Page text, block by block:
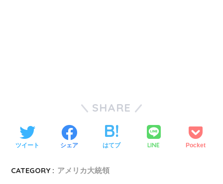
SHARE
ツイート シェア はてブ LINE Pocket
CATEGORY : アメリカ大統領